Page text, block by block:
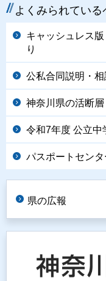
よくみられている
キャッシュレス
り
公私合同説明・相
神奈川県の活断層
令和7年度 公立中
パスポートセンタ
県の広報